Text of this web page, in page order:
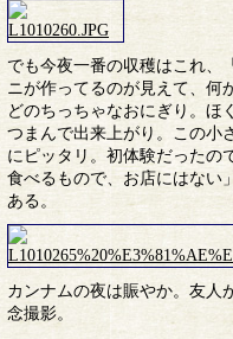
でも今夜一番の収穫はこれ、
ニが作ってるのが見えて、何
どのちっちゃなおにぎり。ほ
つまんで出来上がり。この小
にピッタリ。初体験だったの
食べるもので、お店にはない
ある。
カンナムの夜は賑やか。友人
念撮影。